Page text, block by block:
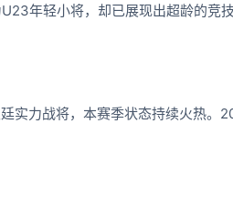
年轻小将，却已展现出超龄的竞
实力战将，本赛季状态持续火热。